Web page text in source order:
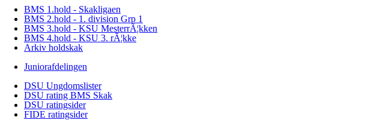
BMS 1.hold - Skakligaen
BMS 2.hold - 1. division Grp 1
BMS 3.hold - KSU MesterrÃ¦kken
BMS 4.hold - KSU 3. rÃ¦kke
Arkiv holdskak
Juniorafdelingen
DSU Ungdomslister
DSU rating BMS Skak
DSU ratingsider
FIDE ratingsider